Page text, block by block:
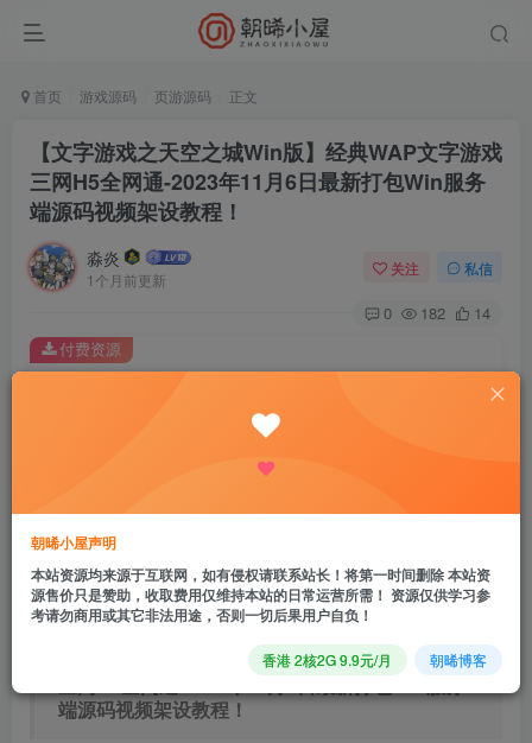
首页 游戏源码 页游源码 正文
【文字游戏之天空之城Win版】经典WAP文字游戏
三网H5全网通-2023年11月6日最新打包Win服务
端源码视频架设教程！
淼炎
1个月前更新
关注 私信
0 182 14
此内容为付费资源，请付费后查看
您当前未登录！建议登陆后购买，可保存购买订单
付费资源
【文字游戏之天空之城Win版】经典WAP文字游戏
端源码视频架设教程！
朝晞小屋声明
本站资源均来源于互联网，如有侵权请联系站长！将第一时间删除 本站资
源售价只是赞助，收取费用仅维持本站的日常运营所需！ 资源仅供学习参
考请勿商用或其它非法用途，否则一切后果用户自负！
香港 2核2G 9.9元/月 朝晞博客